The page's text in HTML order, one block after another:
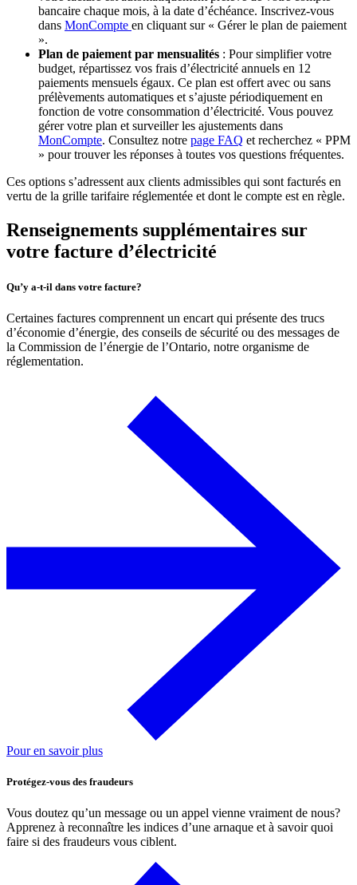
bancaire chaque mois, à la date d’échéance. Inscrivez-vous
dans MonCompte en cliquant sur « Gérer le plan de paiement
».
Plan de paiement par mensualités : Pour simplifier votre
budget, répartissez vos frais d’électricité annuels en 12
paiements mensuels égaux. Ce plan est offert avec ou sans
prélèvements automatiques et s’ajuste périodiquement en
fonction de votre consommation d’électricité. Vous pouvez
gérer votre plan et surveiller les ajustements dans
MonCompte. Consultez notre page FAQ et recherchez « PPM
» pour trouver les réponses à toutes vos questions fréquentes.
Ces options s’adressent aux clients admissibles qui sont facturés en
vertu de la grille tarifaire réglementée et dont le compte est en règle.
Renseignements supplémentaires sur
votre facture d’électricité
Qu’y a-t-il dans votre facture?
Certaines factures comprennent un encart qui présente des trucs
d’économie d’énergie, des conseils de sécurité ou des messages de
la Commission de l’énergie de l’Ontario, notre organisme de
réglementation.
Pour en savoir plus
Protégez-vous des fraudeurs
Vous doutez qu’un message ou un appel vienne vraiment de nous?
Apprenez à reconnaître les indices d’une arnaque et à savoir quoi
faire si des fraudeurs vous ciblent.